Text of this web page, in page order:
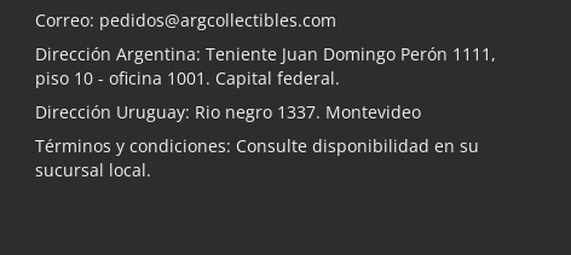
Correo: pedidos@argcollectibles.com
Dirección Argentina: Teniente Juan Domingo Perón 1111,
piso 10 - oficina 1001. Capital federal.
Dirección Uruguay: Rio negro 1337. Montevideo
Términos y condiciones: Consulte disponibilidad en su
sucursal local.